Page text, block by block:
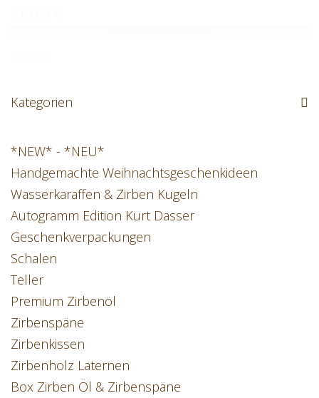
Kategorien
*NEW* - *NEU*
Handgemachte Weihnachtsgeschenkideen
Wasserkaraffen & Zirben Kugeln
Autogramm Edition Kurt Dasser
Geschenkverpackungen
Schalen
Teller
Premium Zirbenöl
Zirbenspäne
Zirbenkissen
Zirbenholz Laternen
Box Zirben Öl & Zirbenspäne